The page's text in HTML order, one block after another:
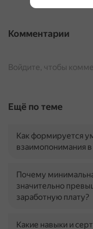
Комментарии
Войдите, чтобы
Ещё по теме
Как формируется
взаимопонимания
Почему
значительно
заработную плату?
Какие навыки и